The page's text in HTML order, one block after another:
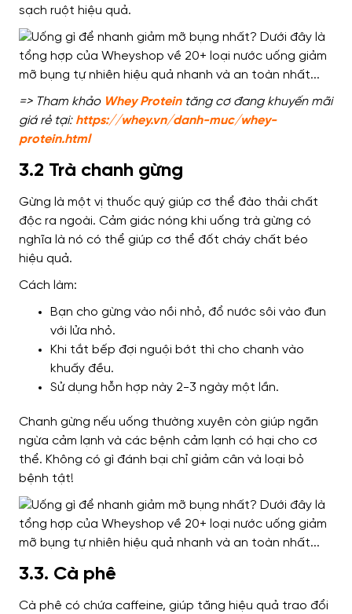
sạch ruột hiệu quả.
=> Tham khảo Whey Proteintăng cơ đang khuyến mãi
giá rẻ tại: https://whey.vn/danh-muc/whey-
protein.html
3.2 Trà chanh gừng
Gừng là một vị thuốc quý giúp cơ thể đào thải chất
độc ra ngoài. Cảm giác nóng khi uống trà gừng có
nghĩa là nó có thể giúp cơ thể đốt cháy chất béo
hiệu quả.
Cách làm:
Bạn cho gừng vào nồi nhỏ, đổ nước sôi vào đun
với lửa nhỏ.
Khi tắt bếp đợi nguội bớt thì cho chanh vào
khuấy đều.
Sử dụng hỗn hợp này 2-3 ngày một lần.
Chanh gừng nếu uống thường xuyên còn giúp ngăn
ngừa cảm lạnh và các bệnh cảm lạnh có hại cho cơ
thể. Không có gì đánh bại chỉ giảm cân và loại bỏ
bệnh tật!
3.3. Cà phê
Cà phê có chứa caffeine, giúp tăng hiệu quả trao đổi